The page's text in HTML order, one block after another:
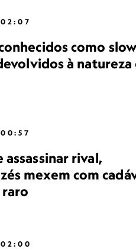
02:07
como
à natureza
00:57
assassinar rival,
mexem com
02:00